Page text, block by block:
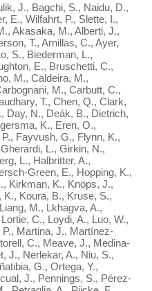
J., Bagchi, S., Naidu, D.,
E., Wilfahrt, P., Slette, I.,
Akasaka, M., Alberti, J.,
T., Arnillas, C., Ayer,
S., Biederman, L.,
E., Bruschetti, C.,
M., Caldeira, M.,
M., Carbutt, C.,
T., Chen, Q., Clark,
Day, N., Deák, B., Dietrich,
K., Eren, O.,
Fayvush, G., Flynn, K.,
L., Girkin, N.,
L., Halbritter, A.,
Green, E., Hopping, K.,
Kirkman, K., Knops, J.,
K., Koura, B., Kruse, S.,
M., Lkhagva, A.,
C., Loydi, A., Luo, W.,
Martina, J., Martínez-
C., Meave, J., Medina-
J., Nerlekar, A., Niu, S.,
G., Ortega, Y.,
J., Pennings, S., Pérez-